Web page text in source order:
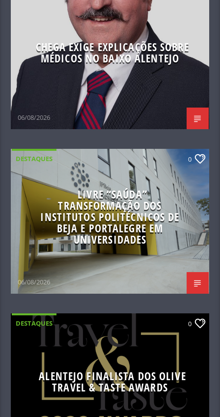
CHEGA EXIGE EXPLICAÇÕES SOBRE
MÉDICOS NO BAIXO ALENTEJO
06/08/2026
DESTAQUES 0
LIVRE “SAÚDA”
TRANSFORMAÇÃO DOS
INSTITUTOS POLITÉCNICOS DE
BEJA E PORTALEGRE EM
UNIVERSIDADES
06/08/2026
DESTAQUES 0
ALENTEJO FINALISTA DOS OLIVE
TRAVEL & TASTE AWARDS